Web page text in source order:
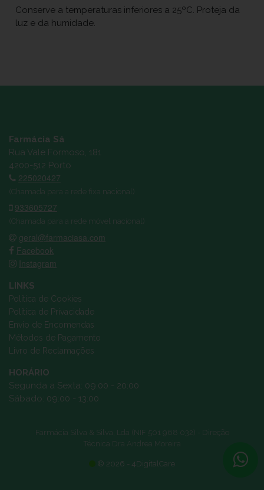
Conserve a temperaturas inferiores a 25ºC. Proteja da
luz e da humidade.
Farmácia Sá
Rua Vale Formoso, 181
4200-512 Porto
225020427
(Chamada para a rede fixa nacional)
933605727
(Chamada para a rede móvel nacional)
geral@farmaciasa.com
Facebook
Instagram
LINKS
Política de Cookies
Política de Privacidade
Envio de Encomendas
Métodos de Pagamento
Livro de Reclamações
HORÁRIO
Segunda a Sexta: 09:00 - 20:00
Sábado: 09:00 - 13:00
Farmácia Silva & Silva, Lda (NIF 501 968 032) - Direção
Técnica Dra Andrea Moreira
© 2026 - 4DigitalCare